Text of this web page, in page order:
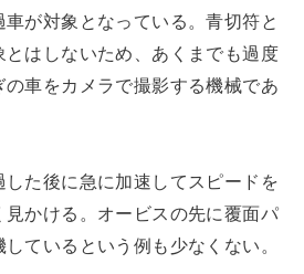
が対象となっている。青切符と
はしないため、あくまでも過度
車をカメラで撮影する機械であ
た後に急に加速してスピードを
かける。オービスの先に覆面パ
ているという例も少なくない。